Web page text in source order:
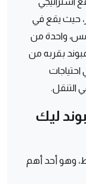
حيث يقع في
واحدة من
بقربه من
احتياجات
التنقل.
ليك
وهو أحد أهم